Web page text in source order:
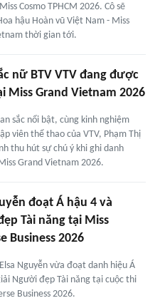
Cosmo TPHCM 2026. Cô sẽ
hậu Hoàn vũ Việt Nam - Miss
thời gian tới.
nữ BTV VTV đang được
Miss Grand Vietnam 2026
sắc nổi bật, cùng kinh nghiệm
viên thể thao của VTV, Phạm Thị
thu hút sự chú ý khi ghi danh
Grand Vietnam 2026.
đoạt Á hậu 4 và
Tài năng tại Miss
Business 2026
Nguyễn vừa đoạt danh hiệu Á
Người đẹp Tài năng tại cuộc thi
Business 2026.